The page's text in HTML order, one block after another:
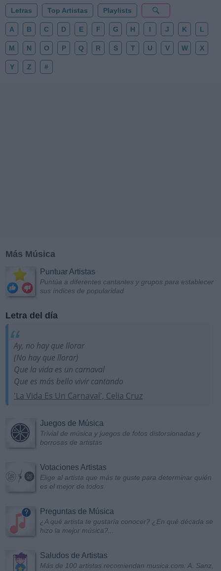
Letras Top Artistas Playlists
A B C D E F G H I J K L
M N O P Q R S T U V W X
Y Z #
Más Música
Puntuar Artistas
Puntúa a diferentes cantantes y grupos para establecer
sus índices de popularidad
Letra del día
Ay, no hay que llorar
(No hay que llorar)
Que la vida es un carnaval
Que es más bello vivir cantando
'La Vida Es Un Carnaval', Celia Cruz
Juegos de Música
Trivial de música y juegos de fotos distorsionadas y
borrosas de artistas
Votaciones Artistas
Elige al artista que más te guste para determinar quién
es el mejor de todos
Preguntas de Música
¿A qué artista te gustaría conocer? ¿En qué década se
hizo la mejor música?...
Saludos de Artistas
Más de 100 artistas recomiendan musica.com: A. Sanz,